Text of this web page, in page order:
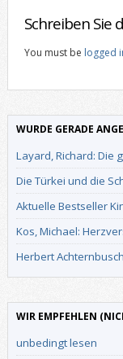
Schreiben Sie
You must be logged
WURDE GERADE
Layard, Richard: Die
Die Türkei und die
Aktuelle Bestseller
Kos, Michael:
Herbert Achternbusch
WIR EMPFEHLEN
unbedingt lesen